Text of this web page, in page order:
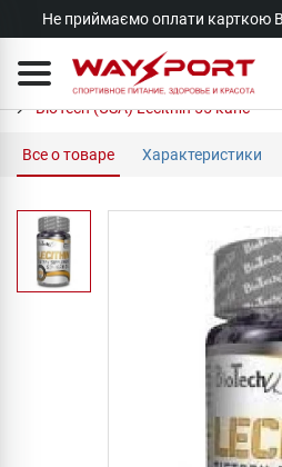
Не приймаємо оплати
BioTech (USA) Lecithin 55 капс
Все о товаре Характеристики